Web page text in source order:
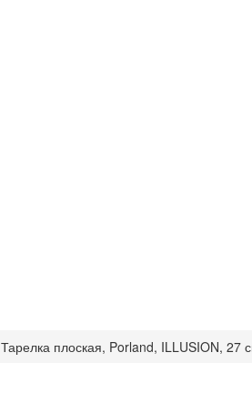
Тарелка плоская, Porland, ILLUSION, 27